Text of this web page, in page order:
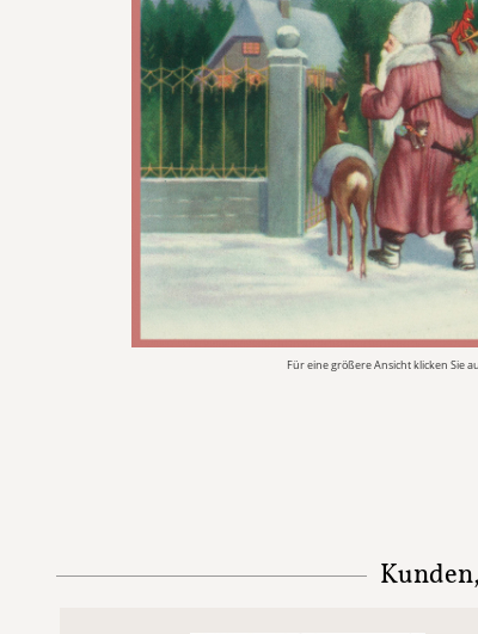
Für eine größere Ansicht klicken Sie